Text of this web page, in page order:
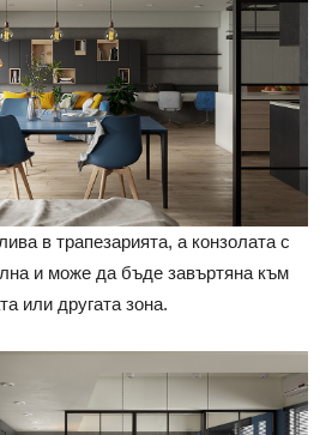
в трапезарията, а конзолата с
и може да бъде завъртяна към
или другата зона.